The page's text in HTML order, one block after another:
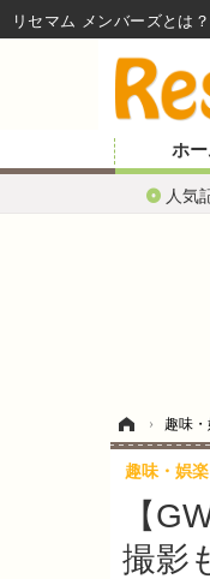
ホー
人気
› 趣味
【
撮影
趣味・娯楽
リセマム メンバーズ